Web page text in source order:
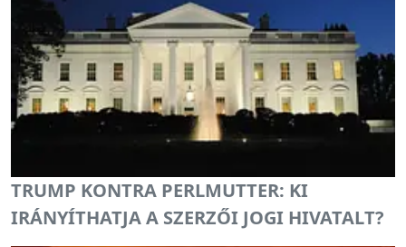
TRUMP KONTRA PERLMUTTER: KI
IRÁNYÍTHATJA A SZERZŐI JOGI HIVATALT?